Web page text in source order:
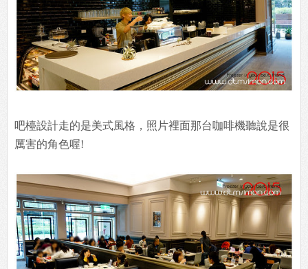
吧檯設計走的是美式風格，照片裡面那台咖啡機聽說是很
厲害的角色喔!